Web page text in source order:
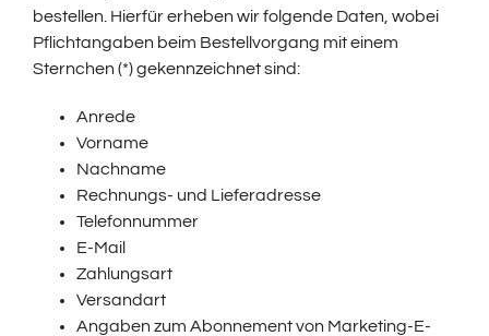
bestellen. Hierfür erheben wir folgende Daten, wobei
Pflichtangaben beim Bestellvorgang mit einem
Sternchen (*) gekennzeichnet sind:
Anrede
Vorname
Nachname
Rechnungs- und Lieferadresse
Telefonnummer
E-Mail
Zahlungsart
Versandart
Angaben zum Abonnement von Marketing-E-